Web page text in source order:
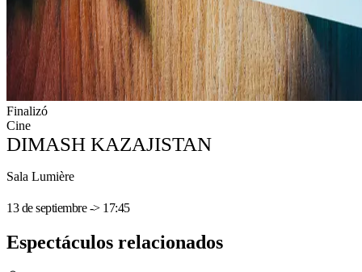
Finalizó
Cine
DIMASH KAZAJISTAN
Sala Lumière
13 de septiembre -> 17:45
Espectáculos relacionados